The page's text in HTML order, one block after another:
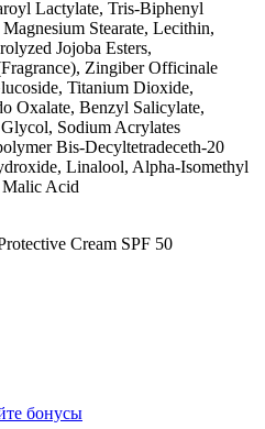
Lactylate, Tris-Biphenyl
Stearate, Lecithin,
Jojoba Esters,
Zingiber Officinale
Titanium Dioxide,
Oxalate, Benzyl Salicylate,
Sodium Acrylates
Bis-Decyltetradeceth-20
Linalool, Alpha-Isomethyl
Malic Acid
бонусы